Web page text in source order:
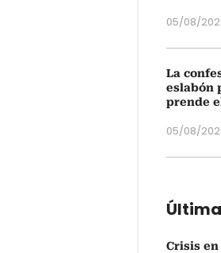
05/08/
La
eslabón
prende
05/08/
Crisis en